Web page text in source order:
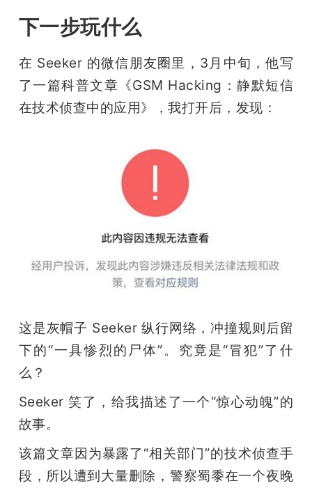
下一步玩什么
在 Seeker 的微信朋友圈里，3月中旬，他写
了一篇科普文章《GSM Hacking：静默短信
在技术侦查中的应用》，我打开后，发现：
这是灰帽子 Seeker 纵行网络，冲撞规则后留
下的“一具惨烈的尸体”。究竟是“冒犯”了什
么？
Seeker 笑了，给我描述了一个“惊心动魄”的
故事。
该篇文章因为暴露了“相关部门”的技术侦查手
段，所以遭到大量删除，警察蜀黍在一个夜晚